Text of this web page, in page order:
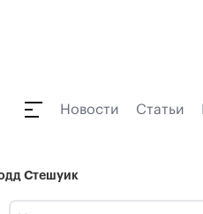
Новости Статьи
Стешуик